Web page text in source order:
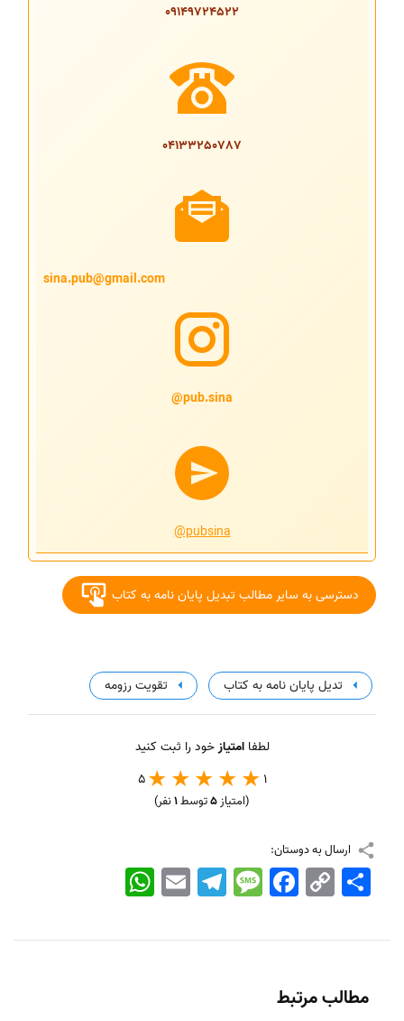
09149724522
04133250787
sina.pub@gmail.com
pub.sina@
@pubsina
دسترسی به سایر مطالب تبدیل پایان نامه به کتاب
تدیل پایان نامه به کتاب تقویت رزومه
لطفاامتیازخود را ثبت کنید
1
5
(امتیاز5توسط1نفر)
ارسال به دوستان:
WhatsApp EmailTelegramMessageFacebook Copy
Link
اشتراک
مطالب مرتبط